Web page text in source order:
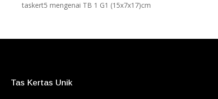
taskert5 mengenai TB 1 G1 (15x7x17)cm
Tas Kertas Unik